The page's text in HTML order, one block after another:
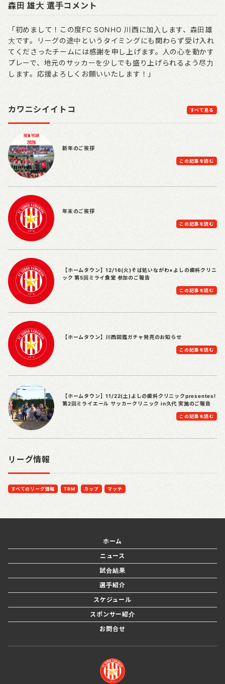
森田 雄大 選手コメント
「初めまして！この度FC SONHO 川西に加入します、森田雄
大です。リーグの途中というタイミングにも関わらず受け入れ
てくださったチームには感謝を申し上げます。人の心を動かす
プレーで、地元のサッカーを少しでも盛り上げられるよう尽力
します。応援よろしくお願いいたします！」
カワニシイイトコ すべて見る
新年のご挨拶
この記事を読む
年末のご挨拶
この記事を読む
【ホームタウン】12/16(火)そば処いながわ×よしの歯科クリニ
ック 第5回ミライ食堂 参加のご報告
この記事を読む
【ホームタウン】川西図鑑ガチャ発売のお知らせ
この記事を読む
【ホームタウン】11/22(土)よしの歯科クリニックpresentes!
第2回ミライエール サッカークリニック in久代 実施のご報告
この記事を読む
リーグ情報
すべてのリーグ情報 TRM カップ マッチ
ホーム
ニュース
試合結果
選手紹介
スケジュール
スポンサー紹介
お問合せ